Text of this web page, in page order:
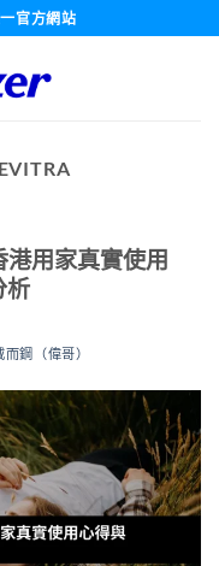
官方網站
用家真實使用
析
而鋼（偉哥）